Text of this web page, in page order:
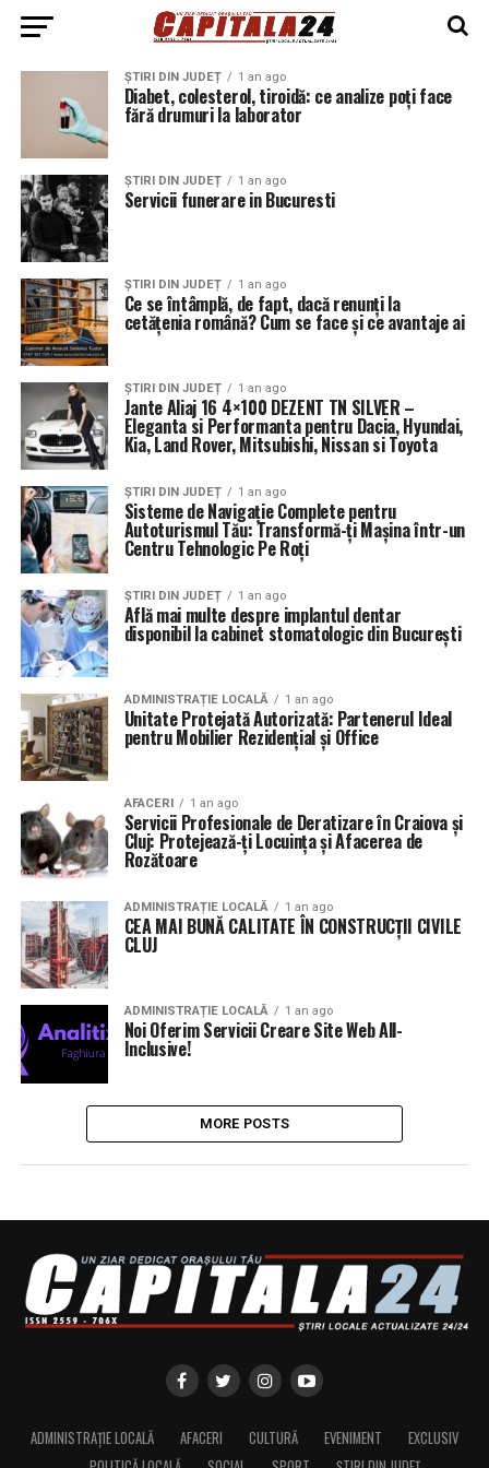
ȘTIRI DIN JUDEȚ 1 an ago
Diabet, colesterol, tiroidă: ce analize poți face
fără drumuri la laborator
ȘTIRI DIN JUDEȚ 1 an ago
Servicii funerare in Bucuresti
ȘTIRI DIN JUDEȚ 1 an ago
Ce se întâmplă, de fapt, dacă renunți la
cetățenia română? Cum se face și ce avantaje ai
ȘTIRI DIN JUDEȚ 1 an ago
Jante Aliaj 16 4×100 DEZENT TN SILVER –
Eleganta si Performanta pentru Dacia, Hyundai,
Kia, Land Rover, Mitsubishi, Nissan si Toyota
ȘTIRI DIN JUDEȚ 1 an ago
Sisteme de Navigație Complete pentru
Autoturismul Tău: Transformă-ți Mașina într-un
Centru Tehnologic Pe Roți
ȘTIRI DIN JUDEȚ 1 an ago
Află mai multe despre implantul dentar
disponibil la cabinet stomatologic din București
ADMINISTRAȚIE LOCALĂ 1 an ago
Unitate Protejată Autorizată: Partenerul Ideal
pentru Mobilier Rezidențial și Office
AFACERI 1 an ago
Servicii Profesionale de Deratizare în Craiova și
Cluj: Protejează-ți Locuința și Afacerea de
Rozătoare
ADMINISTRAȚIE LOCALĂ 1 an ago
CEA MAI BUNĂ CALITATE ÎN CONSTRUCȚII CIVILE
CLUJ
ADMINISTRAȚIE LOCALĂ 1 an ago
Noi Oferim Servicii Creare Site Web All-
Inclusive!
MORE POSTS
ADMINISTRAȚIE LOCALĂ AFACERI CULTURĂ EVENIMENT
EXCLUSIV